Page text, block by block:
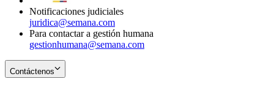
Notificaciones judiciales
juridica@semana.com
Para contactar a gestión humana
gestionhumana@semana.com
Contáctenos